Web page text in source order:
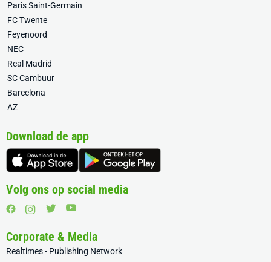
Paris Saint-Germain
FC Twente
Feyenoord
NEC
Real Madrid
SC Cambuur
Barcelona
AZ
Download de app
Volg ons op social media
Corporate & Media
Realtimes - Publishing Network